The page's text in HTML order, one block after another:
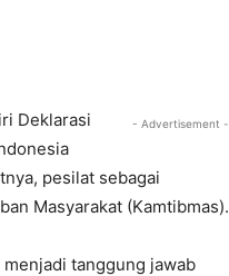
- Advertisement -
Deklarasi
pesilat sebagai
Masyarakat (Kamtibmas).
menjadi tanggung jawab